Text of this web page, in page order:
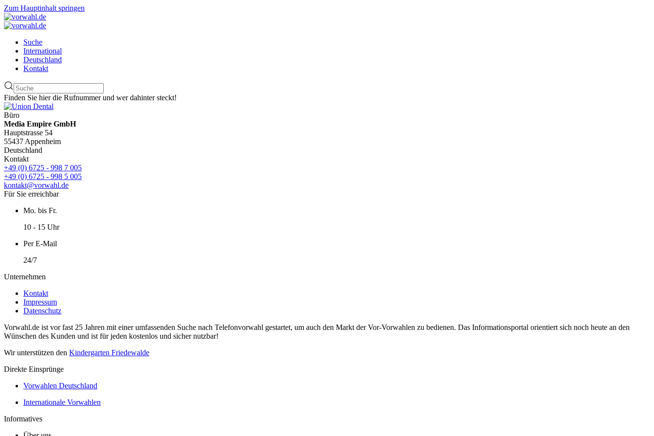
Zum Hauptinhalt springen
Suche
International
Deutschland
Kontakt
Finden Sie hier die Rufnummer und wer dahinter steckt!
Büro
Media Empire GmbH
Hauptstrasse 54
55437 Appenheim
Deutschland
Kontakt
+49 (0) 6725 - 998 7 005
+49 (0) 6725 - 998 5 005
kontakt@vorwahl.de
Für Sie erreichbar
Mo. bis Fr.
10 - 15 Uhr
Per E-Mail
24/7
Unternehmen
Kontakt
Impressum
Datenschutz
Vorwahl.de ist vor fast 25 Jahren mit einer umfassenden Suche nach Telefonvorwahl gestartet, um auch den Markt der Vor-Vorwahlen zu bedienen. Das Informationsportal orientiert sich noch heute an den
Wünschen des Kunden und ist für jeden kostenlos und sicher nutzbar!
Wir unterstützen den Kindergarten Friedewalde
Direkte Einsprünge
Vorwahlen Deutschland
Internationale Vorwahlen
Informatives